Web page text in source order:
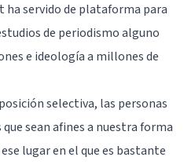
servido de plataforma para
de periodismo alguno
e ideología a millones de
selectiva, las personas
sean afines a nuestra forma
lugar en el que es bastante